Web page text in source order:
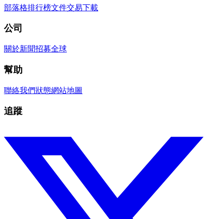
部落格排行榜文件交易下載
公司
關於新聞招募全球
幫助
聯絡我們狀態網站地圖
追蹤